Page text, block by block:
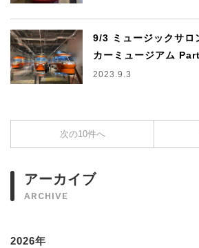
9/3 ミュージックサ
カーミュージアム
2023.9.3
次の10件へ
アーカイブ
ARCHIVE
2026年